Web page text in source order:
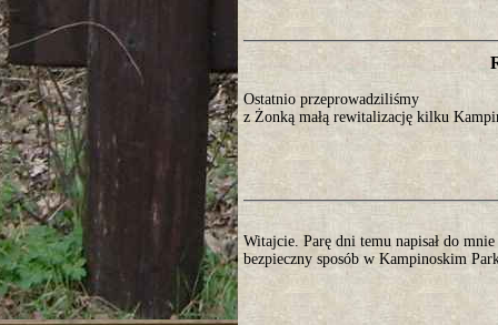
Ostatnio przeprowadziliśmy
z Żonką małą rewitalizację kilku
Witajcie. Parę dni temu napisał do
bezpieczny sposób w Kampinoskim